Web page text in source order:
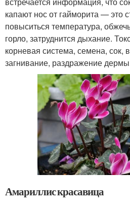
капают нос от гайморита — это
повыситься температура,
горло, затруднится дыхание.
корневая система, семена,
загнивание, раздражение
Амариллис красавица